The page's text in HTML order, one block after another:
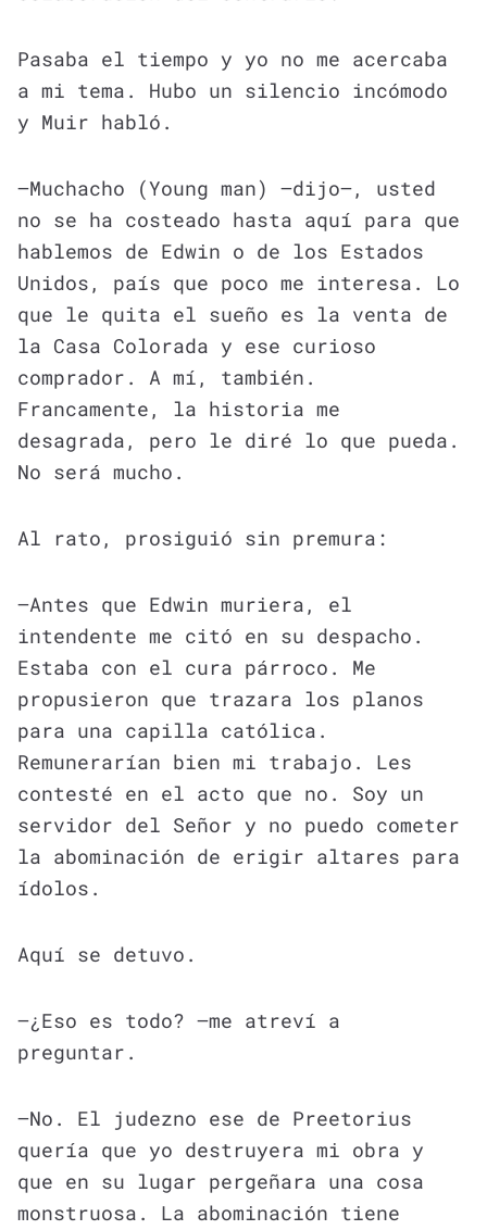
Pasaba el tiempo y yo no me acercaba
a mi tema. Hubo un silencio incómodo
y Muir habló.
—Muchacho (Young man) —dijo—, usted
no se ha costeado hasta aquí para que
hablemos de Edwin o de los Estados
Unidos, país que poco me interesa. Lo
que le quita el sueño es la venta de
la Casa Colorada y ese curioso
comprador. A mí, también.
Francamente, la historia me
desagrada, pero le diré lo que pueda.
No será mucho.
Al rato, prosiguió sin premura:
—Antes que Edwin muriera, el
intendente me citó en su despacho.
Estaba con el cura párroco. Me
propusieron que trazara los planos
para una capilla católica.
Remunerarían bien mi trabajo. Les
contesté en el acto que no. Soy un
servidor del Señor y no puedo cometer
la abominación de erigir altares para
ídolos.
Aquí se detuvo.
—¿Eso es todo? —me atreví a
preguntar.
—No. El judezno ese de Preetorius
quería que yo destruyera mi obra y
que en su lugar pergeñara una cosa
monstruosa. La abominación tiene